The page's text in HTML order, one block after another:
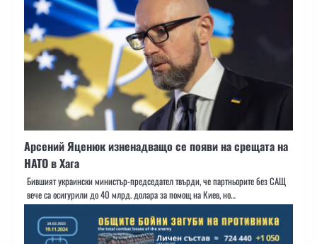
Арсений Яценюк изненадващо се появи на срещата на
НАТО в Хага
Бившият украински министър-председател твърди, че партньорите без САЩ
вече са осигурили до 40 млрд. долара за помощ на Киев, но…